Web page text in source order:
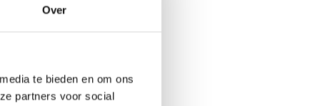
Over
te bieden en om ons
partners voor social